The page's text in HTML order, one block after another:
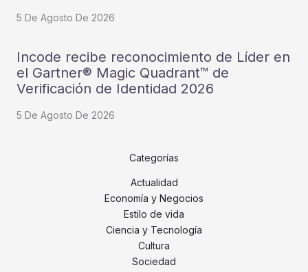
5 De Agosto De 2026
Incode recibe reconocimiento de Líder en
el Gartner® Magic Quadrant™ de
Verificación de Identidad 2026
5 De Agosto De 2026
Categorías
Actualidad
Economía y Negocios
Estilo de vida
Ciencia y Tecnología
Cultura
Sociedad